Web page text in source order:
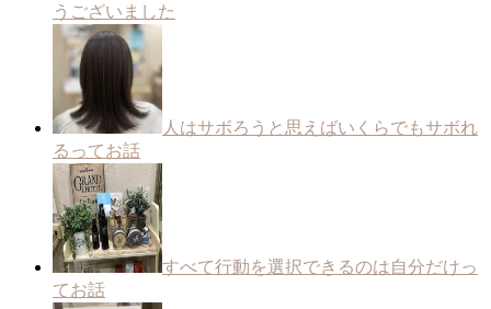
うございました
人はサボろうと思えばいくらでもサボれ
るってお話
すべて行動を選択できるのは自分だけっ
てお話